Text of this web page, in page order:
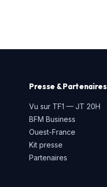
Presse & Partenaires
Vu sur TF1 — JT 20H
BFM Business
Ouest-France
Kit presse
Partenaires